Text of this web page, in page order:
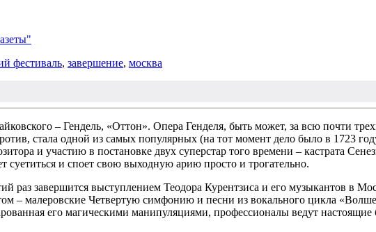
фестиваль, завершение, москва
– Гендель, «Оттон». Опера Генделя, быть может, за всю почти
стала одной из самых популярных (на тот момент дело было в 1723
и участию в постановке двух суперстар того времени – кастрата
суетиться и споет свою выходную арию просто и трогательно.
раз завершится выступлением Теодора Курентзиса и его музыкантов в
– малеровские Четвертую симфонию и песни из вокального цикла
его магическими манипуляциями, профессионалы ведут